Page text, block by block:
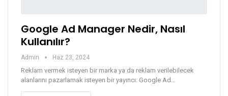
Google Ad Manager Nedir, Nasıl
Kullanılır?
Admin Haz 23, 2024
Reklam vermek isteyen bir marka ya da reklam verilebilecek
alanlarını pazarlamak isteyen bir yayıncı: Google Ad…